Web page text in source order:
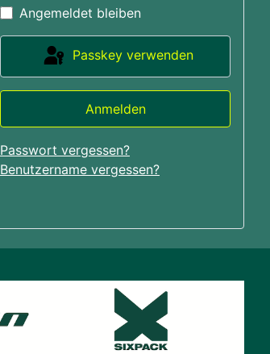
Angemeldet bleiben
Passkey verwenden
Anmelden
Passwort vergessen?
Benutzername vergessen?